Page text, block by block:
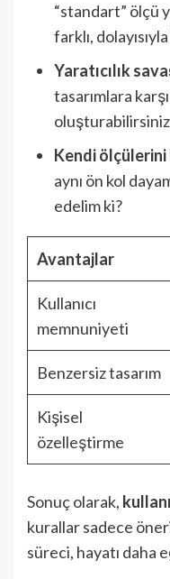
“standart” ölçü
farklı,
Yaratıcılık
tasarımlara
Kendi
aynı ön kol
edelim ki?
Avantajlar
Kullanıcı
memnuniyeti
Benzersiz tasarım
Kişisel
özelleştirme
Sonuç olarak,
kurallar sadece
süreci, hayatı daha